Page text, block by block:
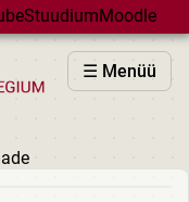
StuudiumMoodle
☰ Menüü